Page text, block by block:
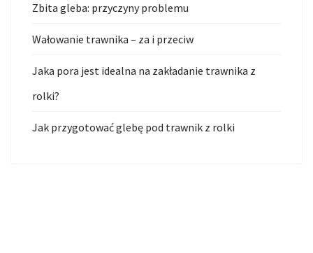
Zbita gleba: przyczyny problemu
Wałowanie trawnika – za i przeciw
Jaka pora jest idealna na zakładanie trawnika z
rolki?
Jak przygotować glebę pod trawnik z rolki